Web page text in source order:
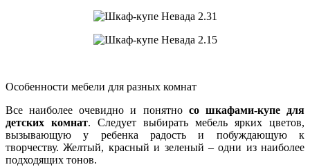
Особенности мебели для разных комнат
Все наиболее очевидно и понятно со шкафами-купе для
детских комнат. Следует выбирать мебель ярких цветов,
вызывающую у ребенка радость и побуждающую к
творчеству. Желтый, красный и зеленый – одни из наиболее
подходящих тонов.